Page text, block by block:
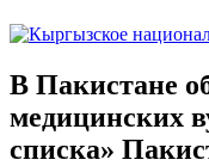
В Пакистане
медицинских
списка»